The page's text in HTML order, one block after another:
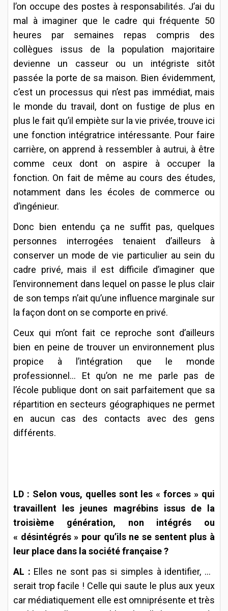
l’on occupe des postes à responsabilités. J’ai du
mal à imaginer que le cadre qui fréquente 50
heures par semaines repas compris des
collègues issus de la population majoritaire
devienne un casseur ou un intégriste sitôt
passée la porte de sa maison. Bien évidemment,
c’est un processus qui n’est pas immédiat, mais
le monde du travail, dont on fustige de plus en
plus le fait qu’il empiète sur la vie privée, trouve ici
une fonction intégratrice intéressante. Pour faire
carrière, on apprend à ressembler à autrui, à être
comme ceux dont on aspire à occuper la
fonction. On fait de même au cours des études,
notamment dans les écoles de commerce ou
d’ingénieur.
Donc bien entendu ça ne suffit pas, quelques
personnes interrogées tenaient d’ailleurs à
conserver un mode de vie particulier au sein du
cadre privé, mais il est difficile d’imaginer que
l’environnement dans lequel on passe le plus clair
de son temps n’ait qu’une influence marginale sur
la façon dont on se comporte en privé.
Ceux qui m’ont fait ce reproche sont d’ailleurs
bien en peine de trouver un environnement plus
propice à l’intégration que le monde
professionnel… Et qu’on ne me parle pas de
l’école publique dont on sait parfaitement que sa
répartition en secteurs géographiques ne permet
en aucun cas des contacts avec des gens
différents.
LD : Selon vous, quelles sont les « forces » qui
travaillent les jeunes magrébins issus de la
troisième génération, non intégrés ou
« désintégrés » pour qu’ils ne se sentent plus à
leur place dans la société française ?
AL : Elles ne sont pas si simples à identifier, ce
serait trop facile ! Celle qui saute le plus aux yeux
car médiatiquement elle est omniprésente et très